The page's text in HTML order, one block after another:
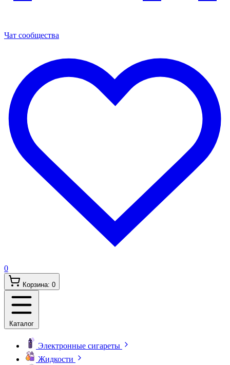
Чат сообщества
0
Корзина: 0
Каталог
Электронные сигареты
Жидкости